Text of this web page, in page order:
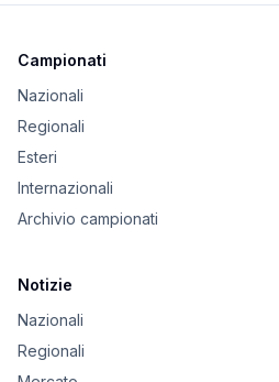
Campionati
Nazionali
Regionali
Esteri
Internazionali
Archivio campionati
Notizie
Nazionali
Regionali